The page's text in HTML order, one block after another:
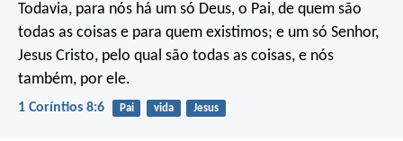
Todavia, para nós há um só Deus, o Pai, de quem são
todas as coisas e para quem existimos; e um só Senhor,
Jesus Cristo, pelo qual são todas as coisas, e nós
também, por ele.
1 Coríntios 8:6 Pai vida Jesus